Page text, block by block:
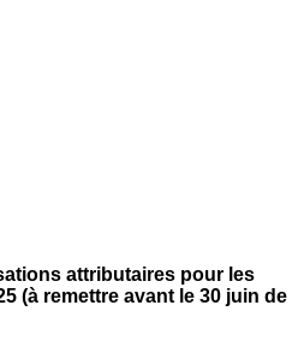
attributaires pour les
(à remettre avant le 30 juin de